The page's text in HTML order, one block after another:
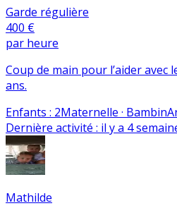
Garde régulière
400 €
par heure
Coup de main pour l’aider avec
ans.
Enfants : 2Maternelle · Bambin
Dernière activité : il y a 4
Mathilde